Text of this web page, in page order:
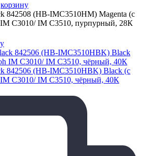
корзину
842508 (HB-IMC3510HM) Magenta (с
C3010/ IM C3510, пурпурный, 28К
842506 (HB-IMC3510HBK) Black (с
C3010/ IM C3510, чёрный, 40К